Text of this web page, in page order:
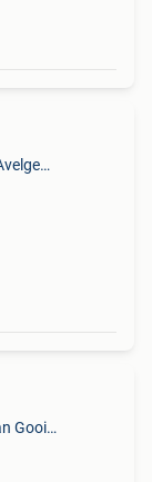
Ruien + Deel Van Avelgem En Waarmaarde
Roosdaal+Deel Van Gooik En Sint-Kwintens-Lennik